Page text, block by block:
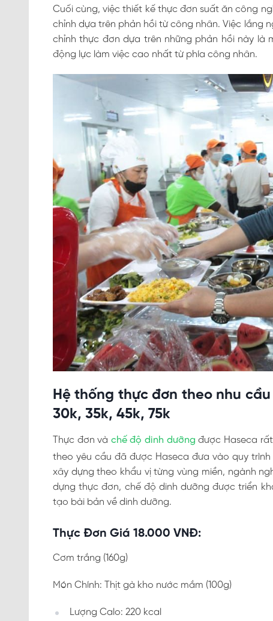
Cuối cùng, việc thiết kế thực đơn suất ăn công
chỉnh dựa trên phản hồi từ công nhân. Việc lắng
chỉnh thực đơn dựa trên những phản hồi này
động lực làm việc cao nhất từ phía công nhân.
Hệ thống thực đơn theo nhu
30k, 35k, 45k, 75k
Thực đơn và chế độ dinh dưỡng được Haseca
theo yêu cầu đã được Haseca đưa vào quy
xây dựng theo khẩu vị từng vùng miền, ngành
dựng thực đơn, chế độ dinh dưỡng được triển
tạo bài bản về dinh dưỡng.
Thực Đơn Giá 18.000 VNĐ:
Cơm trắng (160g)
Món Chính: Thịt gà kho nước mắm (100g)
Lượng Calo: 220 kcal